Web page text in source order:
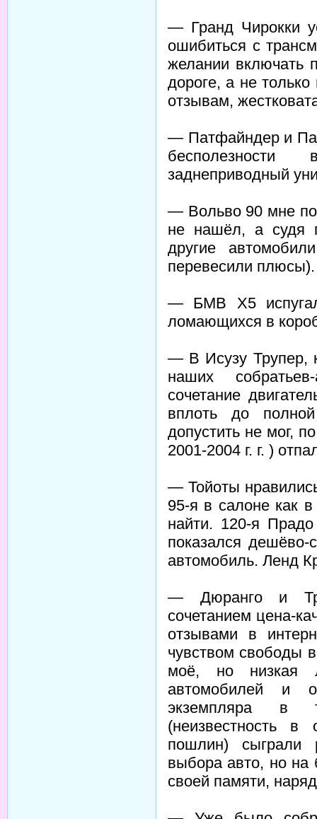
— Гранд Чирокки
ошибиться с
желании включать
дороге, а не
отзывам,
— Патфайндер и
заднеприводный
— Вольво 90 мне
не нашёл, а судя
другие
перевесили плюсы).
— БМВ Х5
ломающихся в
— В Исузу Трупер,
наших
сочетание
вплоть до
допустить не мог,
2001-2004 г. г. )
— Тойоты
95-я в салоне как
найти. 120-я
показался дешёво-
автомобиль. Ленд
— Дюранго и
сочетанием цена-
отзывами в
чувством свободы
моё, но низкая
автомобилей и
экземпляра в
(неизвестность
пошлин) сыграли
выбора авто, но на
своей памяти,